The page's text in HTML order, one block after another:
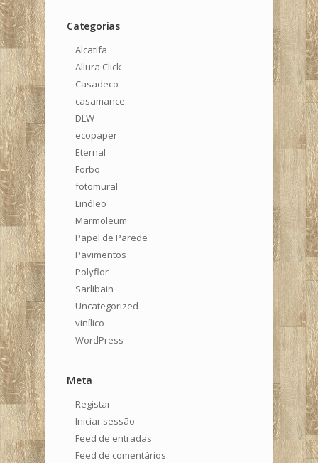
Categorias
Alcatifa
Allura Click
Casadeco
casamance
DLW
ecopaper
Eternal
Forbo
fotomural
Linóleo
Marmoleum
Papel de Parede
Pavimentos
Polyflor
Sarlibain
Uncategorized
vinílico
WordPress
Meta
Registar
Iniciar sessão
Feed de entradas
Feed de comentários